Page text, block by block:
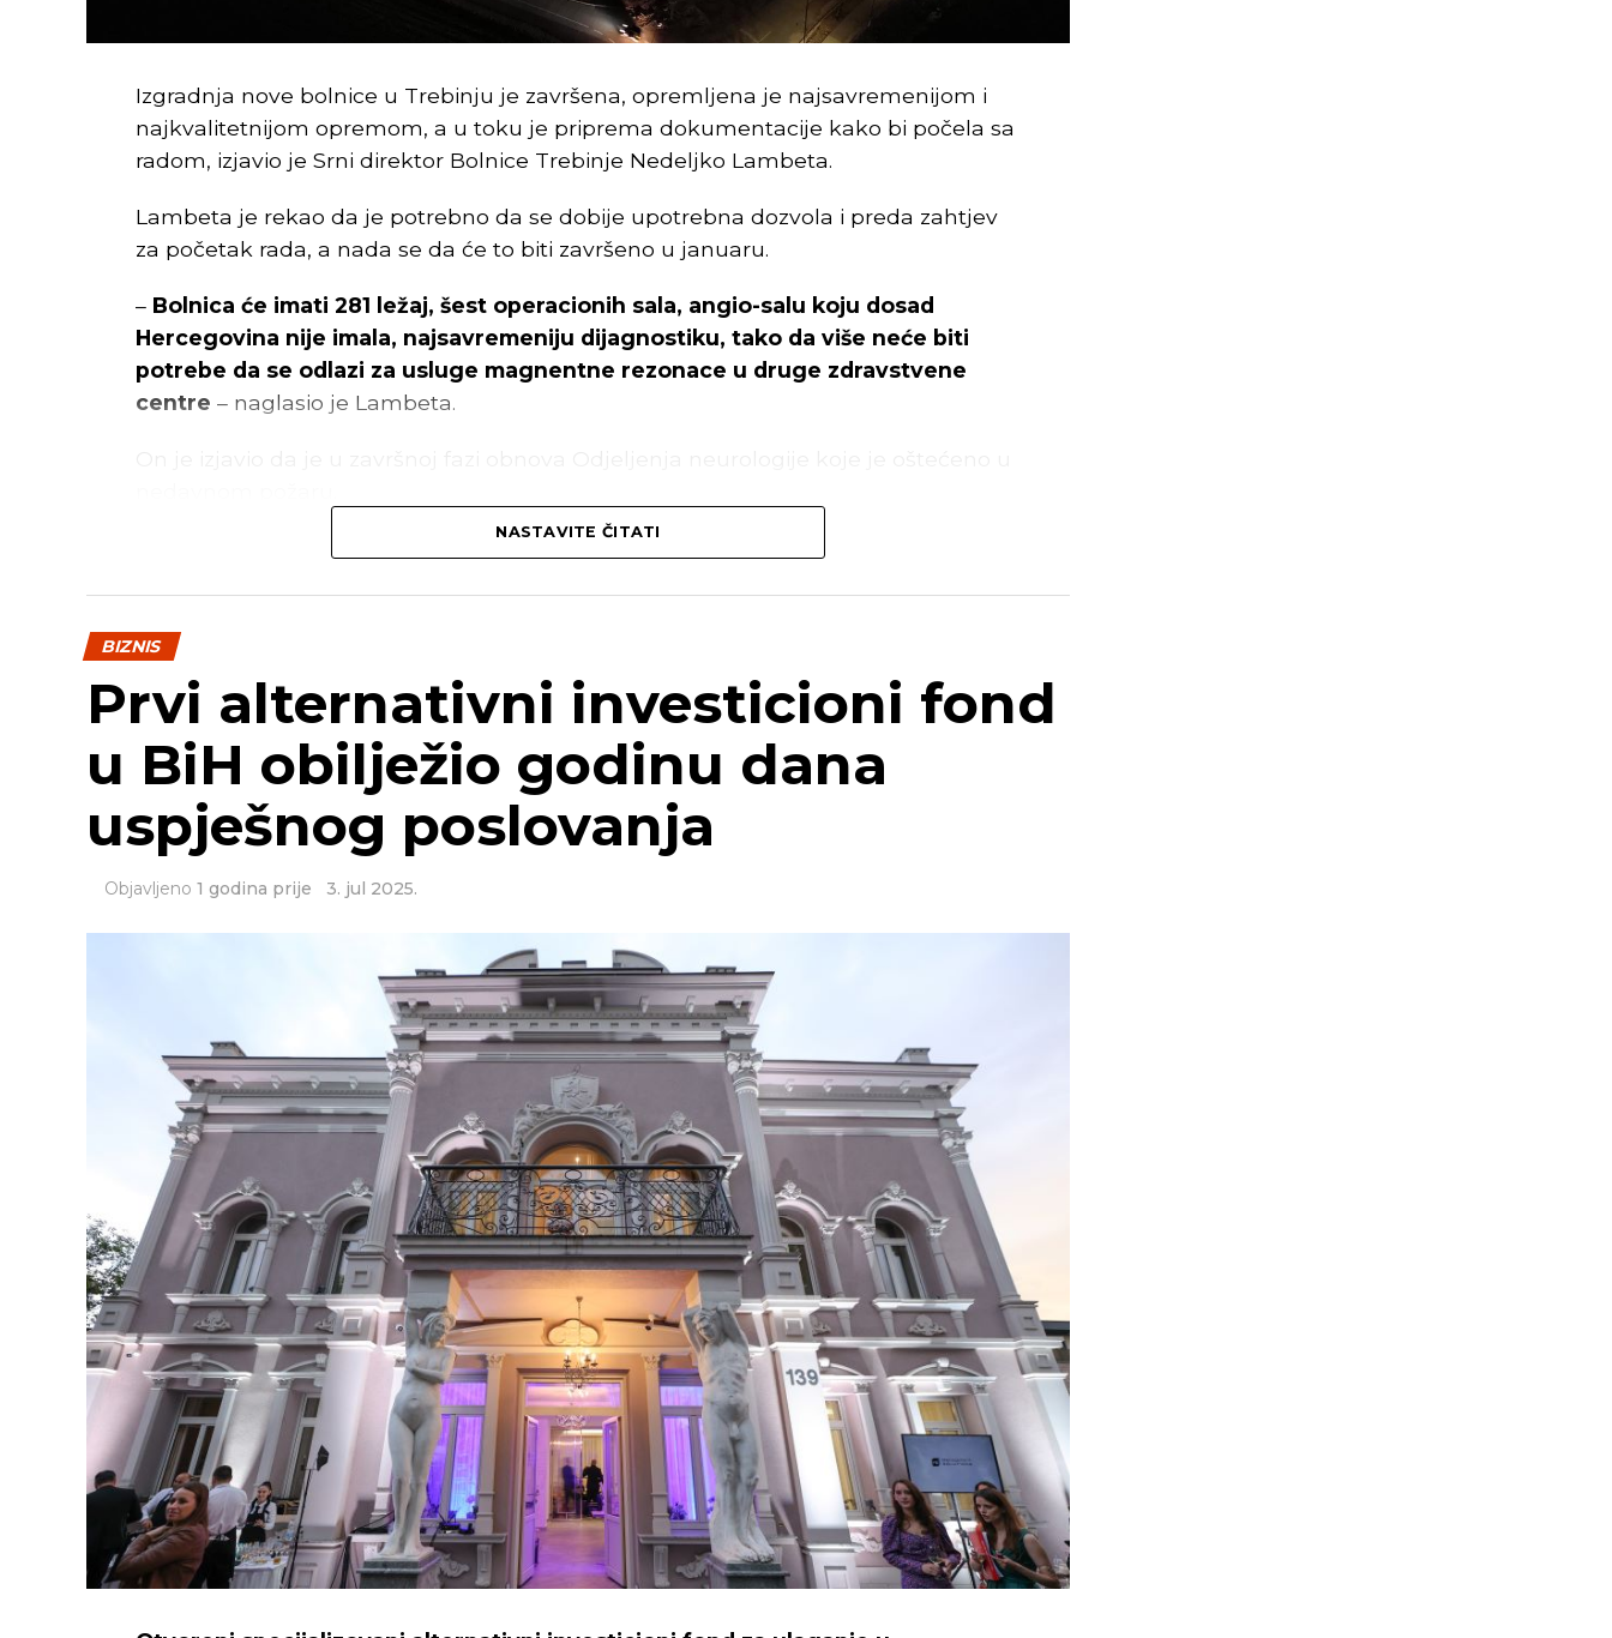
Izgradnja nove bolnice u Trebinju je završena, opremljena je najsavremenijom i
najkvalitetnijom opremom, a u toku je priprema dokumentacije kako bi počela sa
radom, izjavio je Srni direktor Bolnice Trebinje Nedeljko Lambeta.
Lambeta je rekao da je potrebno da se dobije upotrebna dozvola i preda zahtjev
za početak rada, a nada se da će to biti završeno u januaru.
– Bolnica će imati 281 ležaj, šest operacionih sala, angio-salu koju dosad
Hercegovina nije imala, najsavremeniju dijagnostiku, tako da više neće biti
potrebe da se odlazi za usluge magnentne rezonace u druge zdravstvene
centre – naglasio je Lambeta.
–Očekujem da će se u toku ove sedmice kompletno osoblje i pacijenti vratiti
na Odjeljenje neurologije
NASTAVITE ČITATI
BIZNIS
Prvi alternativni investicioni fond
u BiH obilježio godinu dana
uspješnog poslovanja
Objavljeno 1 godina prije 3. jul 2025.